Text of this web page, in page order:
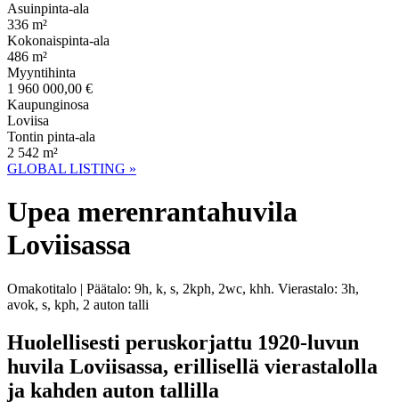
Asuinpinta-ala
336 m²
Kokonaispinta-ala
486 m²
Myyntihinta
1 960 000,00 €
Kaupunginosa
Loviisa
Tontin pinta-ala
2 542 m²
GLOBAL LISTING »
Upea merenrantahuvila
Loviisassa
Omakotitalo | Päätalo: 9h, k, s, 2kph, 2wc, khh. Vierastalo: 3h,
avok, s, kph, 2 auton talli
Huolellisesti peruskorjattu 1920-luvun
huvila Loviisassa, erillisellä vierastalolla
ja kahden auton tallilla